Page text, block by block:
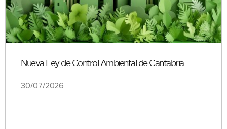
Nueva Ley de Control Ambiental de Cantabria
30/07/2026